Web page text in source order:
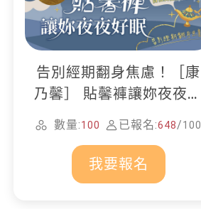
告別經期翻身焦慮！［康
乃馨］ 貼馨褲讓妳夜夜好
數量:100 已報名:648/100
我要報名